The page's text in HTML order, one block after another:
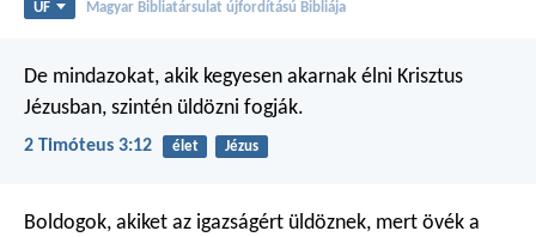
UF Magyar Bibliatársulat újfordítású Bibliája
De mindazokat, akik kegyesen akarnak élni Krisztus
Jézusban, szintén üldözni fogják.
2 Timóteus 3:12 élet Jézus
Boldogok, akiket az igazságért üldöznek, mert övék a